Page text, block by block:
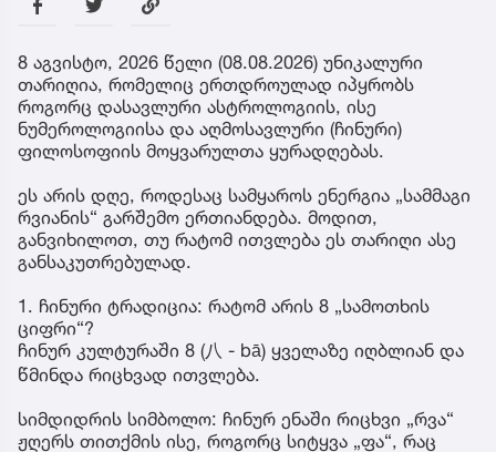
8 აგვისტო, 2026 წელი (08.08.2026) უნიკალური
თარიღია, რომელიც ერთდროულად იპყრობს
როგორც დასავლური ასტროლოგიის, ისე
ნუმეროლოგიისა და აღმოსავლური (ჩინური)
ფილოსოფიის მოყვარულთა ყურადღებას.
ეს არის დღე, როდესაც სამყაროს ენერგია „სამმაგი
რვიანის“ გარშემო ერთიანდება. მოდით,
განვიხილოთ, თუ რატომ ითვლება ეს თარიღი ასე
განსაკუთრებულად.
1. ჩინური ტრადიცია: რატომ არის 8 „სამოთხის
ციფრი“?
ჩინურ კულტურაში 8 (八 - bā) ყველაზე იღბლიან და
წმინდა რიცხვად ითვლება.
სიმდიდრის სიმბოლო: ჩინურ ენაში რიცხვი „რვა“
ჟღერს თითქმის ისე, როგორც სიტყვა „ფა“, რაც